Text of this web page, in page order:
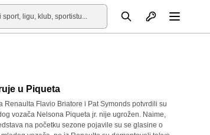
Otvori profil
u Piqueta
Renaulta Flavio Briatore i Pat Symonds potvrdili su
vozača Nelsona Piqueta jr. nije ugrožen. Naime,
na početku sezone pojavile su se glasine o